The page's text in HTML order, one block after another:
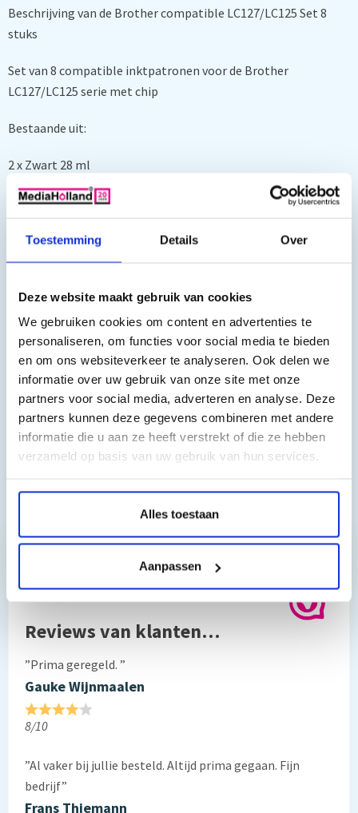
Toestemming Details Over
Deze website maakt gebruik van cookies
We gebruiken cookies om content en advertenties te
personaliseren, om functies voor social media te bieden
en om ons websiteverkeer te analyseren. Ook delen we
informatie over uw gebruik van onze site met onze
partners voor social media, adverteren en analyse. Deze
partners kunnen deze gegevens combineren met andere
informatie die u aan ze heeft verstrekt of die ze hebben
verzameld op basis van uw gebruik van hun services.
Alles toestaan
Aanpassen
Beschrijving van de Brother compatible LC127/LC125 Set 8
stuks
Set van 8 compatible inktpatronen voor de Brother
LC127/LC125 serie met chip
Bestaande uit:
2 x Zwart 28 ml
2 x Cyaan 20 ml
2 x Magenta 20 ml
Geschikt voor de volgende printers:
Brother DCP-J4110DW, DCP-J4110W, MFC-J4410DW, MFC-
J4510DW, MFC-J4610DW, MFC-J4710DW
Toch nog een vraag?
Hebt u vragen bij het artikel?
Reviews van klanten…
”Prima geregeld. ”
Gauke Wijnmaalen
8/10
”Al vaker bij jullie besteld. Altijd prima gegaan. Fijn
bedrijf”
Frans Thiemann